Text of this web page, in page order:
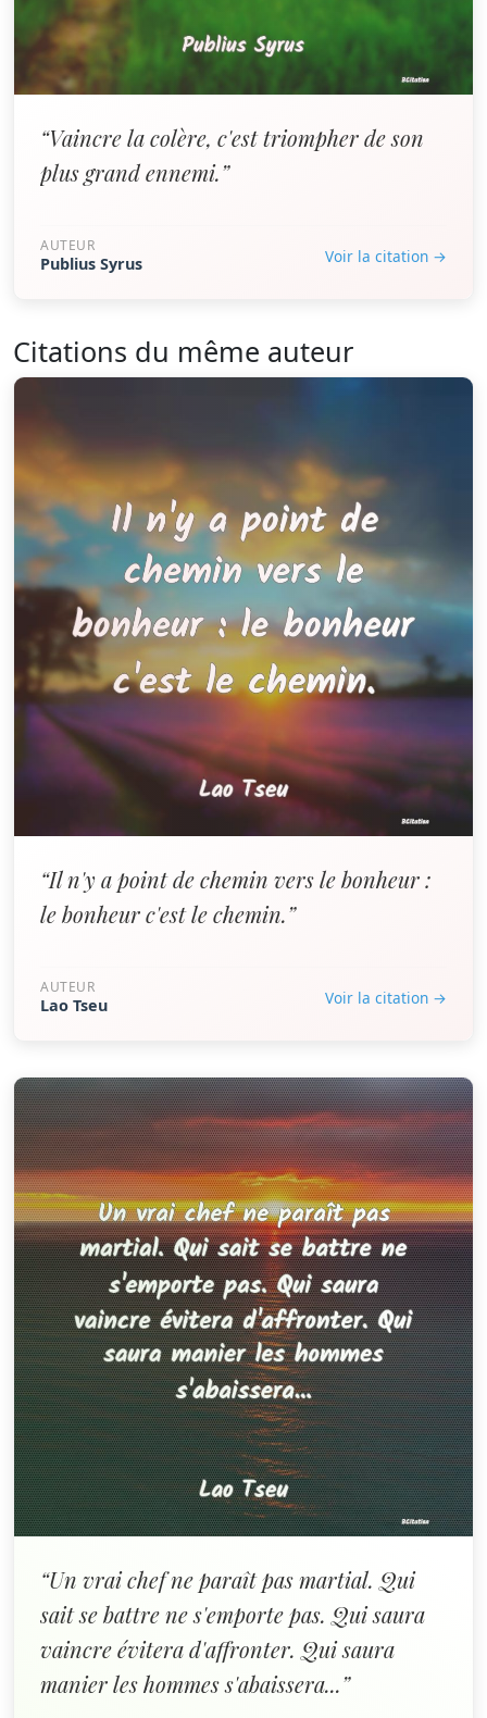
“Vaincre la colère, c'est triompher de son
plus grand ennemi.”
AUTEUR
Publius Syrus Voir la citation →
Citations du même auteur
“Il n'y a point de chemin vers le bonheur :
le bonheur c'est le chemin.”
AUTEUR
Lao Tseu Voir la citation →
“Un vrai chef ne paraît pas martial. Qui
sait se battre ne s'emporte pas. Qui saura
vaincre évitera d'affronter. Qui saura
manier les hommes s'abaissera...”